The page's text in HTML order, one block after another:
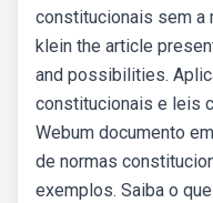
constitucionais sem a
klein the article
and possibilities.
constitucionais e leis
Webum documento
de normas
exemplos. Saiba o